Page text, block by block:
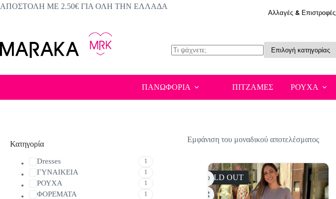
Μετάβαση
ΑΠΟΣΤΟΛΗ ΜΕ 2.50€ ΓΙΑ ΟΛΗ ΤΗΝ ΕΛΛΑΔΑ
Αλλαγές & Επιστροφές
results
ΠΑΝΩΦΟΡΙΑ ΠΙΤΖΑΜΕΣ ΡΟΥΧΑ
Εμφάνιση του μοναδικού αποτελέσματος
SOLD OUT
Κατηγορία
Dresses 1
ΓΥΝΑΙΚΕΙΑ 1
ΡΟΥΧΑ 1
ΦΟΡΕΜΑΤΑ 1